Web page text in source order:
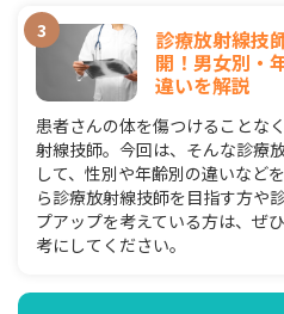
診療放射線技
開！男女別・
違いを解説
患者さんの体を傷つけることな
射線技師。今回は、そんな診療
して、性別や年齢別の違いなど
ら診療放射線技師を目指す方や
プアップを考えている方は、ぜ
考にしてください。